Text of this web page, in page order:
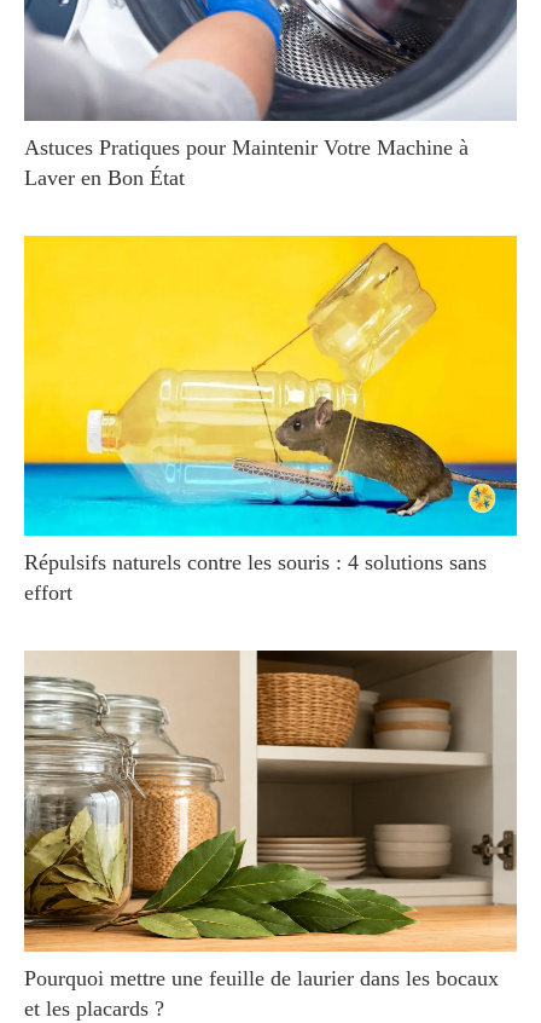
Astuces Pratiques pour Maintenir Votre Machine à
Laver en Bon État
Répulsifs naturels contre les souris : 4 solutions sans
effort
Pourquoi mettre une feuille de laurier dans les bocaux
et les placards ?